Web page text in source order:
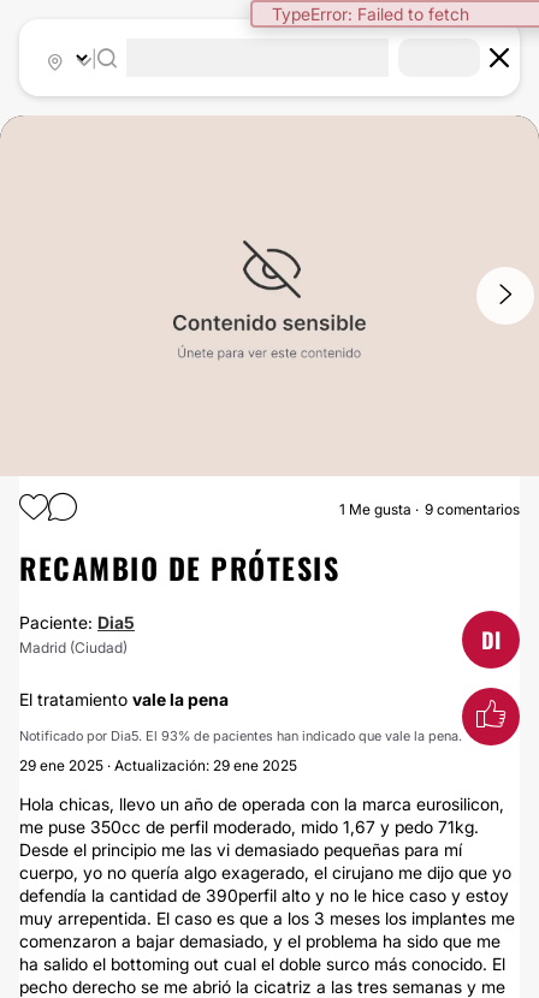
TypeError: Failed to fetch
AUMENTO DE PECHO
1 Me gusta 9 comentarios
RECAMBIO DE PRÓTESIS
Paciente: Dia5
Madrid (Ciudad) DI
El tratamiento vale la pena
Notificado por Dia5. El 93% de pacientes han indicado que vale la pena.
29 ene 2025 · Actualización: 29 ene 2025
Hola chicas, llevo un año de operada con la marca eurosilicon,
me puse 350cc de perfil moderado, mido 1,67 y pedo 71kg.
Desde el principio me las vi demasiado pequeñas para mí
cuerpo, yo no quería algo exagerado, el cirujano me dijo que yo
defendía la cantidad de 390perfil alto y no le hice caso y estoy
muy arrepentida. El caso es que a los 3 meses los implantes me
comenzaron a bajar demasiado, y el problema ha sido que me
ha salido el bottoming out cual el doble surco más conocido. El
pecho derecho se me abrió la cicatriz a las tres semanas y me